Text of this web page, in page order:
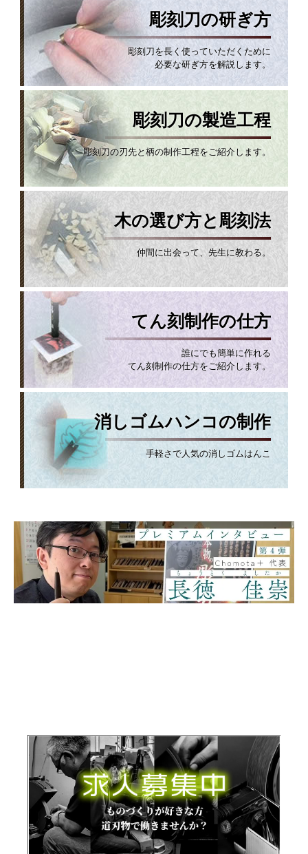
彫刻刀の研ぎ方
彫刻刀を長く使っていただくために
必要な研ぎ方を解説します。
彫刻刀の製造工程
彫刻刀の刃先と柄の制作工程をご紹介します。
木の選び方と彫刻法
仲間に出会って、先生に教わる。
てん刻制作の仕方
誰にでも簡単に作れる
てん刻制作の仕方をご紹介します。
消しゴムハンコの制作
手軽さで人気の消しゴムはんこ